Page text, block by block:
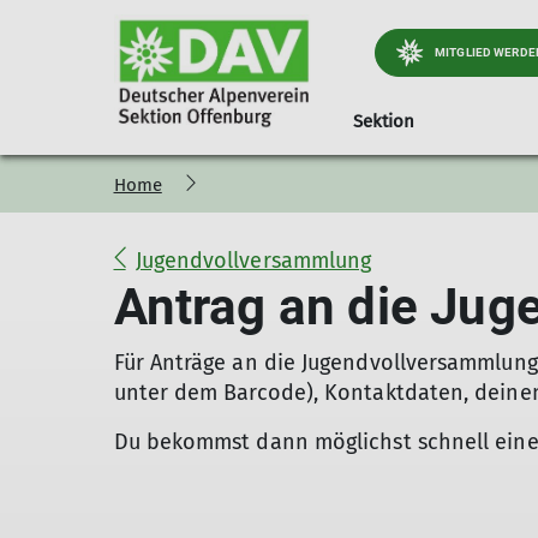
MITGLIED
Sektion
Geschäftsstelle
Materialverleih
Mitglied
Alpiner
Kursübersicht
Hinweise
Praxiskurse
Kletter und Boulderkurse
Jugend
Jugendprogramm
Kinder- und
Trainingsgruppen DAV
Stützpunkt Süd-West
Preise und Infos Ortsgruppe
Programm
Portrait
Home
Jugendvollversammlung
Antrag an die
Für Anträge an die
unter dem Barcode), Kontaktdaten,
Du bekommst dann möglichst schnell